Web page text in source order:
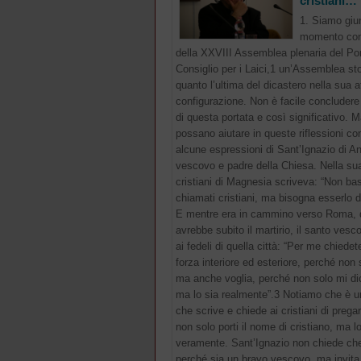
1. Siamo
momento
della XXVIII Assemblea plenaria del
Consiglio per i Laici,1 un’Assemblea
quanto l’ultima del dicastero nella sua
configurazione. Non è facile concludere
di questa portata e così significativo.
possano aiutare in queste riflessioni
alcune espressioni di Sant’Ignazio di
vescovo e padre della Chiesa. Nella
cristiani di Magnesia scriveva: “Non
chiamati cristiani, ma bisogna esserlo
E mentre era in cammino verso Roma,
avrebbe subito il martirio, il santo
ai fedeli di quella città: “Per me
forza interiore ed esteriore, perché non
ma anche voglia, perché non solo mi
ma lo sia realmente”.3 Notiamo che è
che scrive e chiede ai cristiani di
non solo porti il nome di cristiano, ma lo
veramente. Sant’Ignazio non chiede